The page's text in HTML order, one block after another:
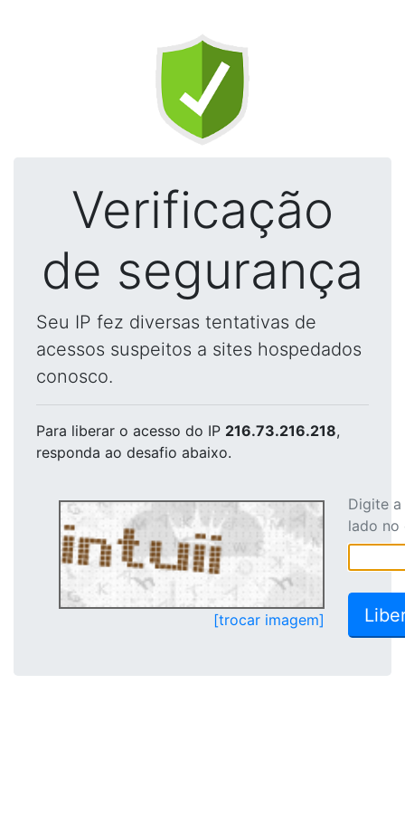
Verificação
de segurança
Seu IP fez diversas tentativas de
acessos suspeitos a sites hospedados
conosco.
Para liberar o acesso do IP 216.73.216.218,
responda ao desafio abaixo.
[trocar imagem]
Digite
lado no